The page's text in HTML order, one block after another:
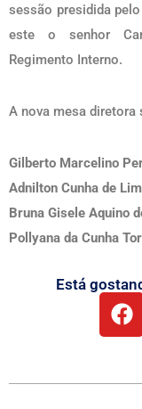
sessão presidida
este o senhor
Regimento Interno.
A nova mesa diretora
Gilberto Marcelino
Adnilton Cunha de
Bruna Gisele Aquino
Pollyana da Cunha
Está